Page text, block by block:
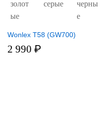
Wonlex T58 (GW700)
2 990 ₽